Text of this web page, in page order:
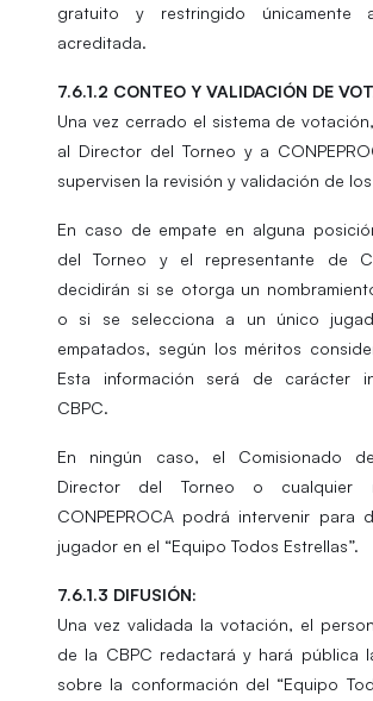
gratuito y restringido únicamente
acreditada.
7.6.1.2 CONTEO Y VALIDACIÓN DE
Una vez cerrado el sistema de
al Director del Torneo y a
supervisen la revisión y validación de
En caso de empate en alguna
del Torneo y el representante de
decidirán si se otorga un
o si se selecciona a un único
empatados, según los méritos
Esta información será de carácter
CBPC.
En ningún caso, el Comisionado
Director del Torneo o cualquier
CONPEPROCA podrá intervenir para
jugador en el “Equipo Todos Estrellas”.
7.6.1.3 DIFUSIÓN:
Una vez validada la votación, el
de la CBPC redactará y hará pública
sobre la conformación del “Equipo